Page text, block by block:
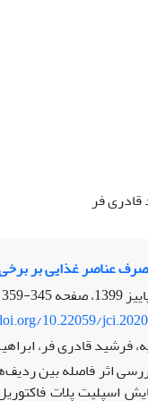
فر
عناصر غذایی بر
345-359
10.22059/
فرشید قادری فر،
اثر فاصله بین
اسپلیت پلات